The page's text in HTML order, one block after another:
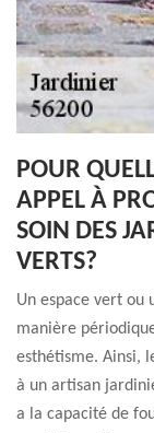
POUR
APPEL À
SOIN DES
VERTS?
Un espace vert
manière
esthétisme. Ainsi,
à un artisan
a la capacité de